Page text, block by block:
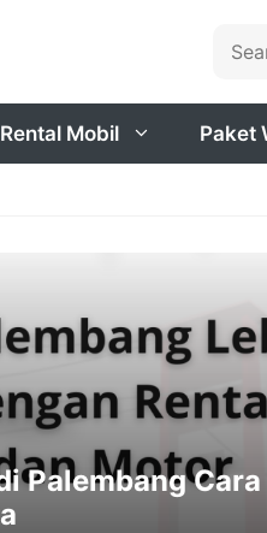
Rental Mobil Paket
Palembang